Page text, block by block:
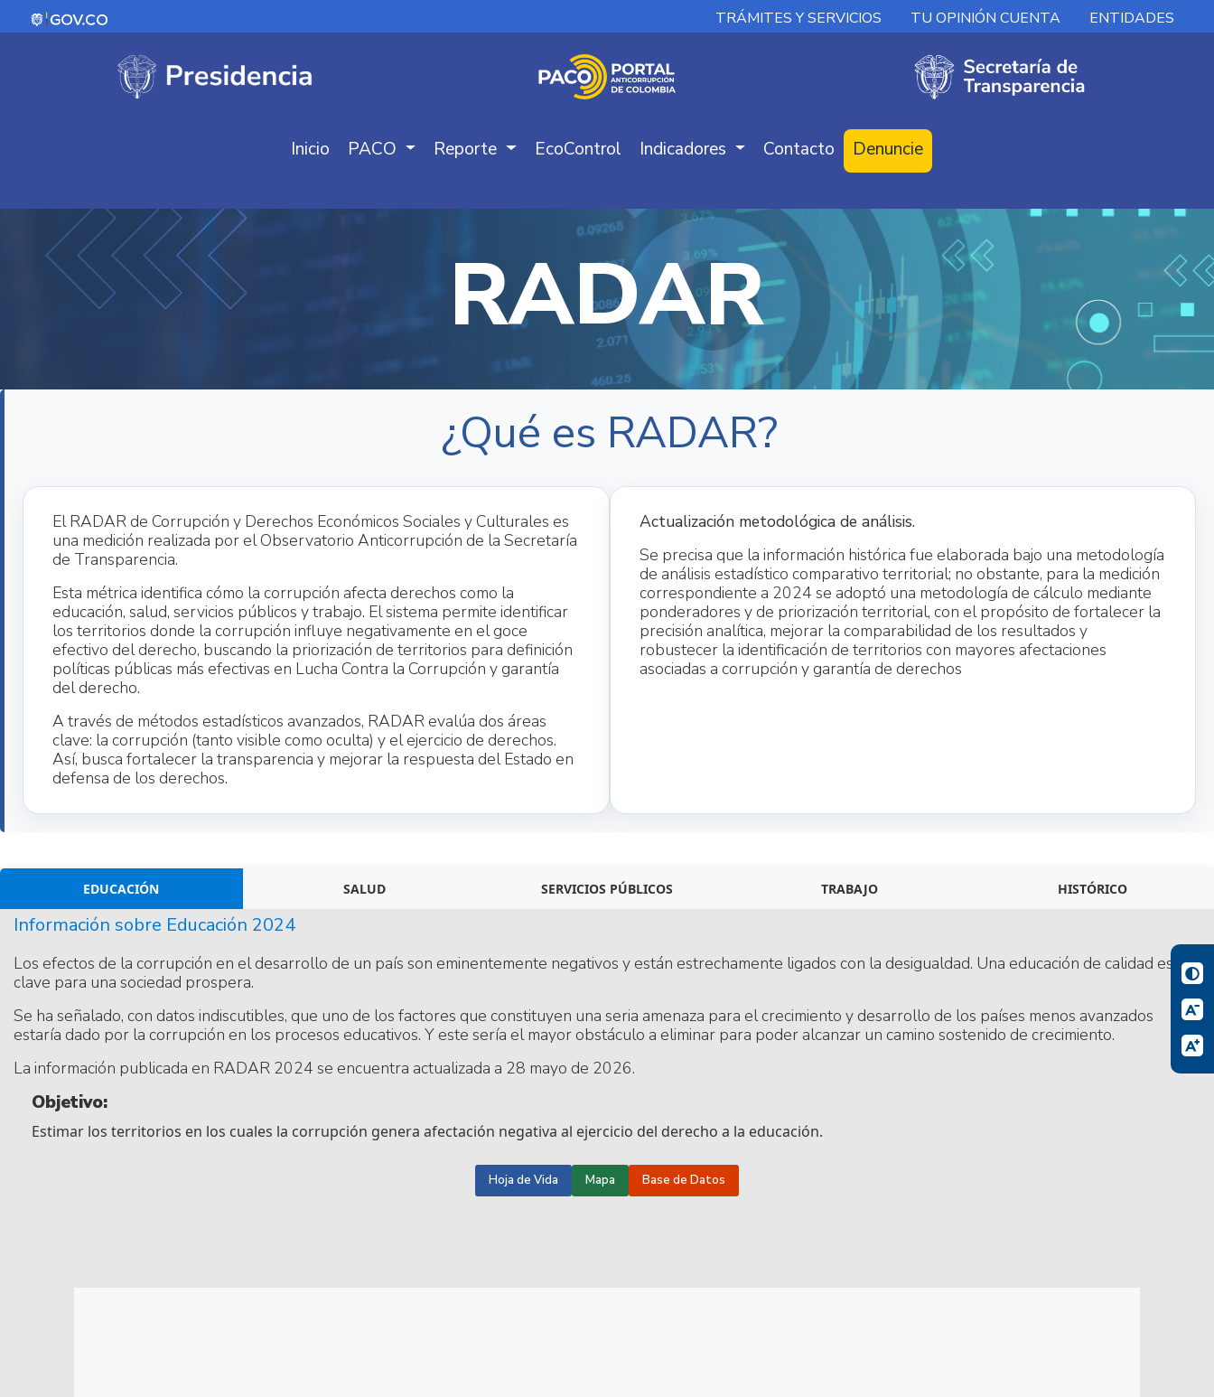
TRÁMITES Y SERVICIOS TU OPINIÓN CUENTA ENTIDADES
Inicio PACO Reporte EcoControl Indicadores Contacto Denuncie
RADAR
¿Qué es RADAR?
El RADAR de Corrupción y Derechos Económicos Sociales y Culturales es
una medición realizada por el Observatorio Anticorrupción de la Secretaría
de Transparencia.
Esta métrica identifica cómo la corrupción afecta derechos como la
educación, salud, servicios públicos y trabajo. El sistema permite identificar
los territorios donde la corrupción influye negativamente en el goce
efectivo del derecho, buscando la priorización de territorios para definición
políticas públicas más efectivas en Lucha Contra la Corrupción y garantía
del derecho.
A través de métodos estadísticos avanzados, RADAR evalúa dos áreas
clave: la corrupción (tanto visible como oculta) y el ejercicio de derechos.
Así, busca fortalecer la transparencia y mejorar la respuesta del Estado en
defensa de los derechos.
Actualización metodológica de análisis.
Se precisa que la información histórica fue elaborada bajo una metodología
de análisis estadístico comparativo territorial; no obstante, para la medición
correspondiente a 2024 se adoptó una metodología de cálculo mediante
ponderadores y de priorización territorial, con el propósito de fortalecer la
precisión analítica, mejorar la comparabilidad de los resultados y
robustecer la identificación de territorios con mayores afectaciones
asociadas a corrupción y garantía de derechos
EDUCACIÓN SALUD SERVICIOS PÚBLICOS TRABAJO HISTÓRICO
Información sobre Educación 2024
Los efectos de la corrupción en el desarrollo de un país son eminentemente negativos y están estrechamente ligados con la desigualdad. Una educación de calidad es la
clave para una sociedad prospera.
Se ha señalado, con datos indiscutibles, que uno de los factores que constituyen una seria amenaza para el crecimiento y desarrollo de los países menos avanzados
estaría dado por la corrupción en los procesos educativos. Y este sería el mayor obstáculo a eliminar para poder alcanzar un camino sostenido de crecimiento.
La información publicada en RADAR 2024 se encuentra actualizada a 28 mayo de 2026.
Objetivo:
Estimar los territorios en los cuales la corrupción genera afectación negativa al ejercicio del derecho a la educación.
Hoja de Vida Mapa Base de Datos